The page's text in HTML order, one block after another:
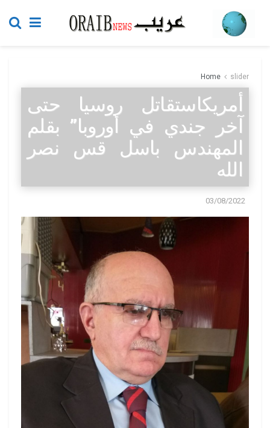
Home slider
أمريكاستقاتل روسيا حتى
آخر جندي في أوروبا” بقلم
المهندس باسل قس نصر
الله
03/08/2022